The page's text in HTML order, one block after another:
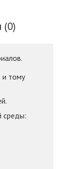
(0)
и тому
среды: